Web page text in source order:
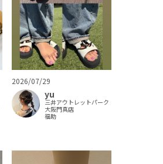
2026/07/29
yu
三井アウトレットパーク
大阪門真店
福助